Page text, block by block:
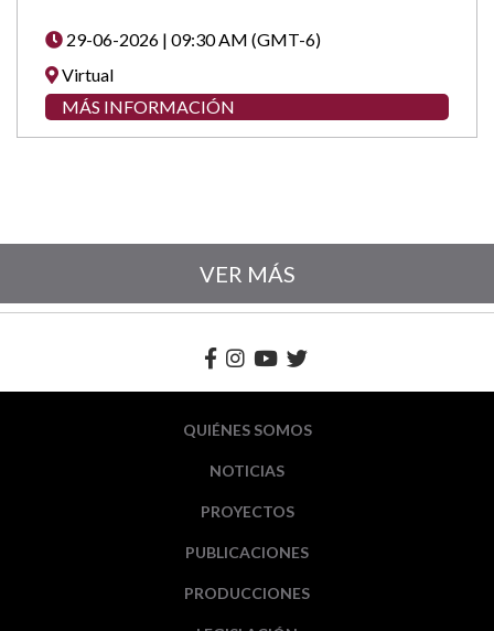
29-06-2026 | 09:30 AM (GMT-6)
Virtual
MÁS INFORMACIÓN
VER MÁS
QUIÉNES SOMOS
NOTICIAS
PROYECTOS
PUBLICACIONES
PRODUCCIONES